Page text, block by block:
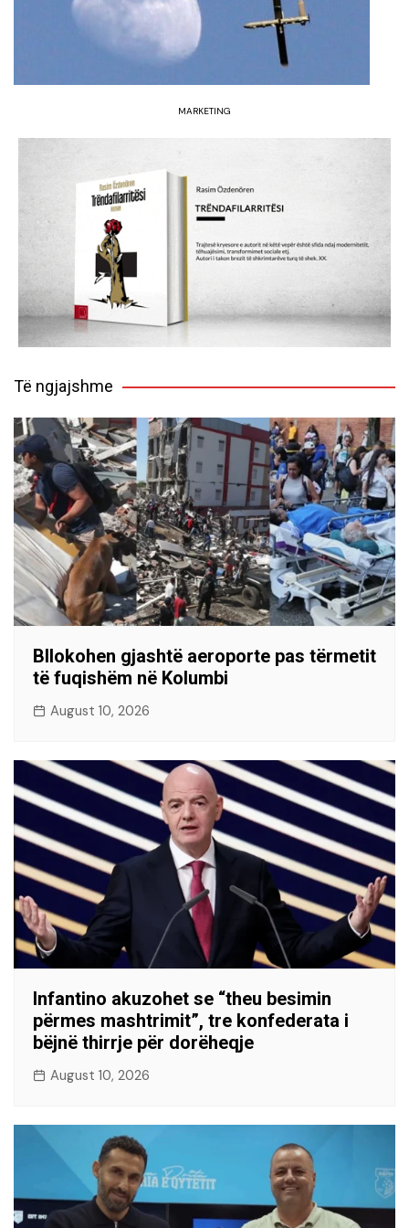
MARKETING
Të ngjajshme
Bllokohen gjashtë aeroporte pas tërmetit
të fuqishëm në Kolumbi
August 10, 2026
Infantino akuzohet se “theu besimin
përmes mashtrimit”, tre konfederata i
bëjnë thirrje për dorëheqje
August 10, 2026